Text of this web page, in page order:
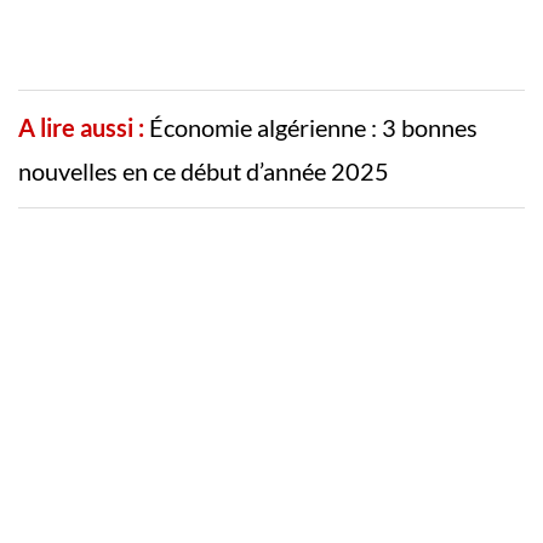
A lire aussi : Économie algérienne : 3 bonnes
nouvelles en ce début d’année 2025